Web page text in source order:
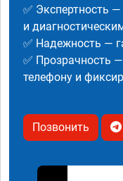
✅ Экспертность
и
✅ Надежность —
✅ Прозрачность
телефону и
Позвонить